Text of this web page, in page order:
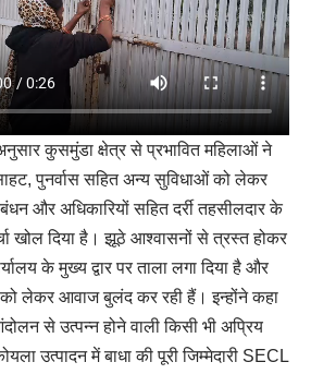
अनुसार कुसमुंडा क्षेत्र से प्रभावित महिलाओं ने
पुनर्वास सहित अन्य सुविधाओं को लेकर
और अधिकारियों सहित दर्री तहसीलदार के
खोल दिया है। झूठे आश्वासनों से त्रस्त होकर
के मुख्य द्वार पर ताला लगा दिया है और
को लेकर आवाज बुलंद कर रही हैं। इन्होंने कहा
से उत्पन्न होने वाली किसी भी अप्रिय
उत्पादन में बाधा की पूरी जिम्मेदारी SECL